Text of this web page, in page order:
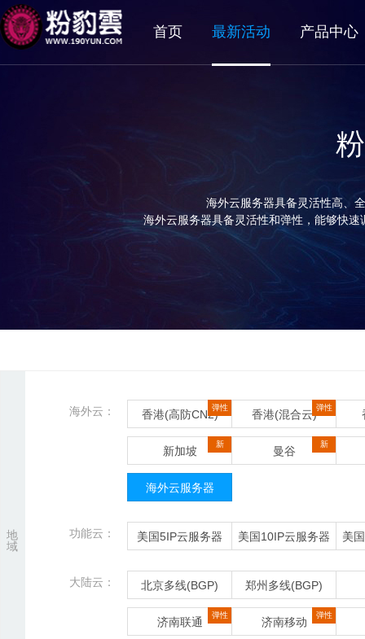
首页 最新活动 产品中心
海外云服务器具备灵活性高、
海外云服务器具备灵活性和弹性，能够快
地
域
海外云： 香港(高防CN2)
弹性
香港(混合云)
弹性
新加坡
新
曼谷
新
海外云服务器
功能云： 美国5IP云服务器 美国10IP云服务器 美
大陆云： 北京多线(BGP) 郑州多线(BGP)
济南联通
弹性
济南移动
弹性